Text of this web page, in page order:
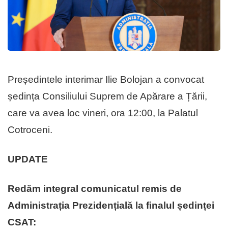
Președintele interimar Ilie Bolojan a convocat
ședința Consiliului Suprem de Apărare a Țării,
care va avea loc vineri, ora 12:00, la Palatul
Cotroceni.
UPDATE
Redăm integral comunicatul remis de
Administrația Prezidențială la finalul ședinței
CSAT: